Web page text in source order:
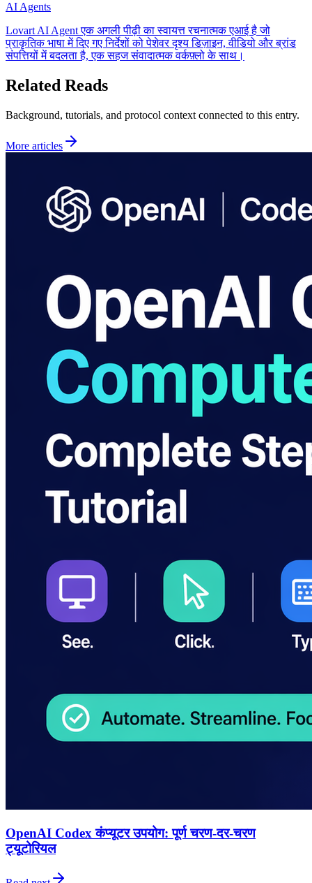
AI Agents
Lovart AI Agent एक अगली पीढ़ी का स्वायत्त रचनात्मक एआई है जो
प्राकृतिक भाषा में दिए गए निर्देशों को पेशेवर दृश्य डिज़ाइन, वीडियो और ब्रांड
संपत्तियों में बदलता है, एक सहज संवादात्मक वर्कफ़्लो के साथ।
Related Reads
Background, tutorials, and protocol context connected to this entry.
More articles
OpenAI Codex कंप्यूटर उपयोग: पूर्ण चरण-दर-चरण
ट्यूटोरियल